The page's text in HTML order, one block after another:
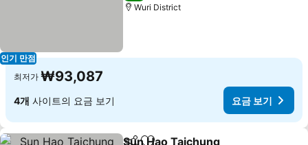
인기 만점
Wuri District
최저가 ₩93,087
4개 사이트의 요금 보기 요금 보기
Sun Hao Taichung